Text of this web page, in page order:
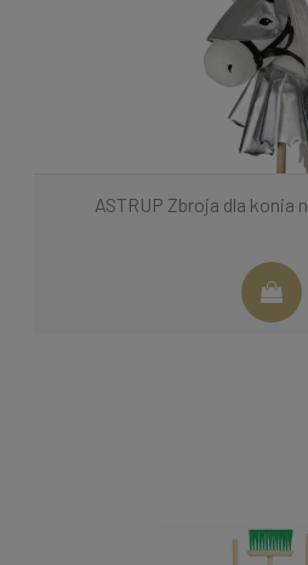
ASTRUP Zbroja dla konia